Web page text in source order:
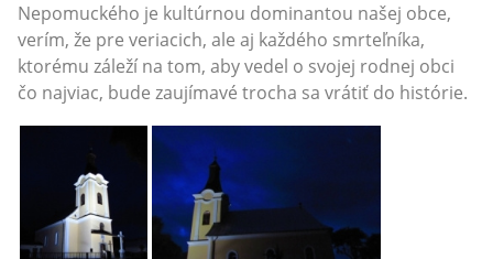
Nepomuckého je kultúrnou dominantou našej obce,
verím, že pre veriacich, ale aj každého smrteľníka,
ktorému záleží na tom, aby vedel o svojej rodnej obci
čo najviac, bude zaujímavé trocha sa vrátiť do histórie.